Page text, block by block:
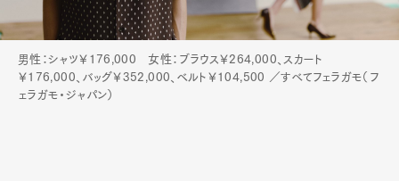
男性：シャツ￥176,000 女性：ブラウス￥264,000、スカート
￥176,000、バッグ￥352,000、ベルト￥104,500 ／すべてフェラガモ（フ
ェラガモ・ジャパン）